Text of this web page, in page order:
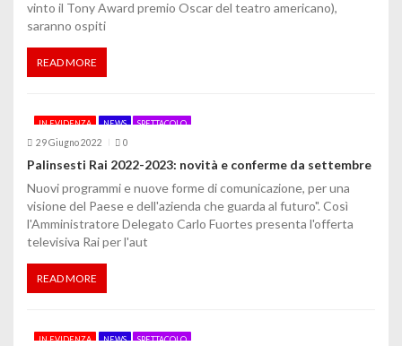
r
c
o
l
i
vinto il Tony Award premio Oscar del teatro americano),
saranno ospiti
READ MORE
IN EVIDENZA NEWS SPETTACOLO
29 Giugno 2022 0
Palinsesti Rai 2022-2023: novità e conferme da settembre
Nuovi programmi e nuove forme di comunicazione, per una
visione del Paese e dell'azienda che guarda al futuro". Così
l'Amministratore Delegato Carlo Fuortes presenta l'offerta
televisiva Rai per l'aut
READ MORE
IN EVIDENZA NEWS SPETTACOLO